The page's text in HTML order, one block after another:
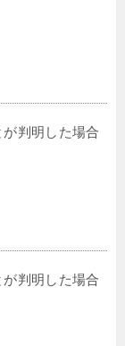
判明した場合
判明した場合